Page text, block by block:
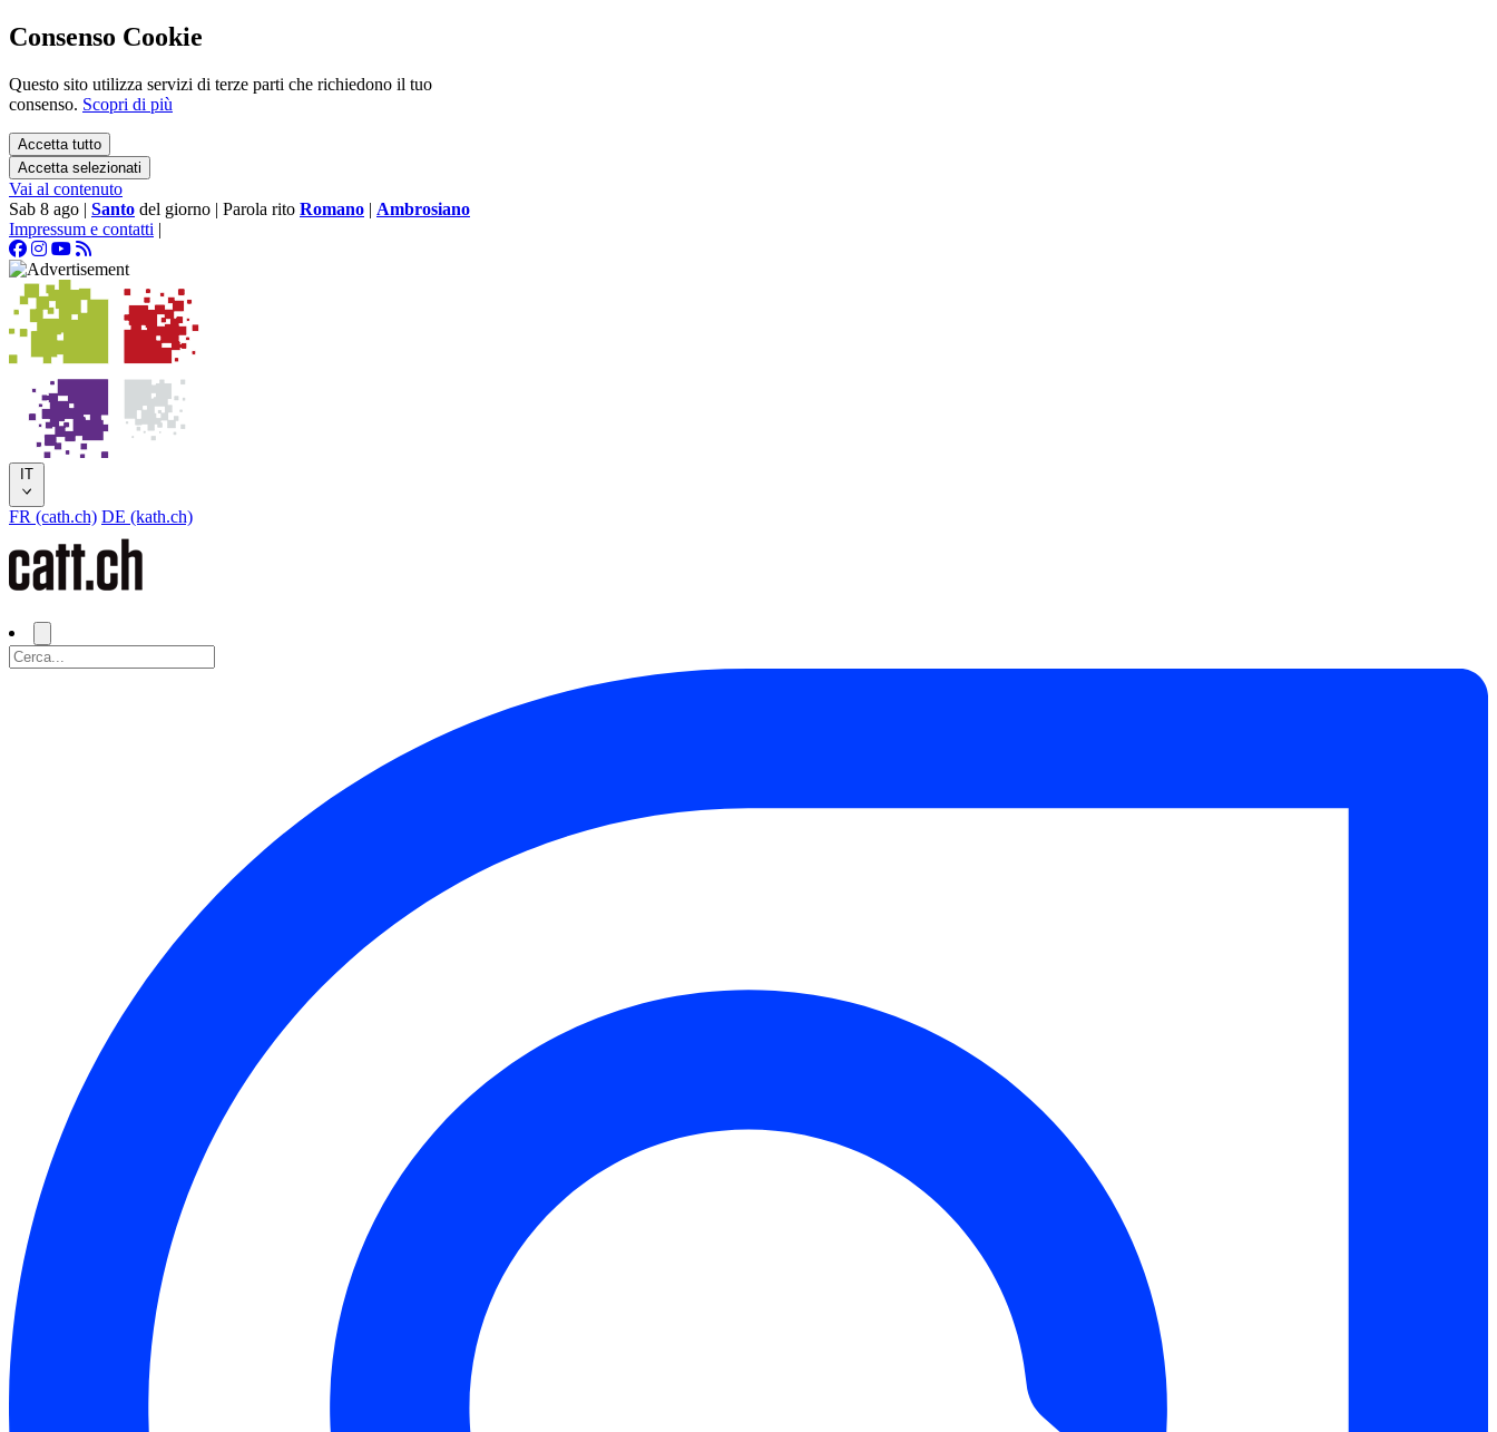
Consenso Cookie
Questo sito utilizza servizi di terze parti che richiedono il tuo
consenso. Scopri di più
Accetta tutto
Accetta selezionati
Vai al contenuto
Sab 8 ago | Santo del giorno | Parola rito Romano | Ambrosiano
Impressum e contatti |
IT
FR (cath.ch) DE (kath.ch)